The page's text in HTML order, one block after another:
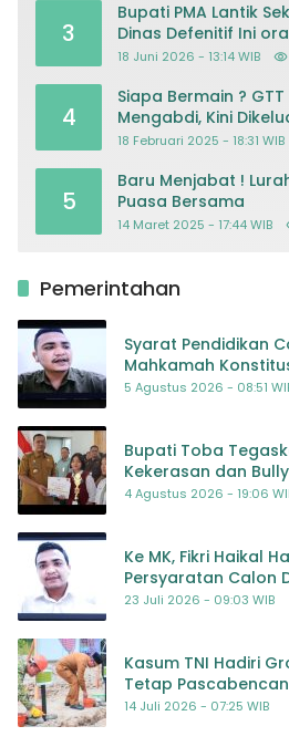
3
Bupati PMA Lantik
Dinas Defenitif Ini
18 Juni 2026 - 13:14 WIB
4
Siapa Bermain ?
Mengabdi, Kini
Dapodik
18 Februari 2025 - 18:31 WIB
5
Baru Menjabat !
Puasa Bersama
14 Maret 2025 - 17:44 WIB
Pemerintahan
Syarat Pendidikan
Mahkamah
5 Agustus 2026 - 08:51
Bupati Toba
Kekerasan dan
Dorong Kolaborasi
4 Agustus 2026 - 19:06
Ke MK, Fikri Haikal
Persyaratan Calon
Kompetensi
23 Juli 2026 - 09:03 WIB
Kasum TNI Hadiri
Tetap
Harapan Baru bagi
14 Juli 2026 - 07:25 WIB